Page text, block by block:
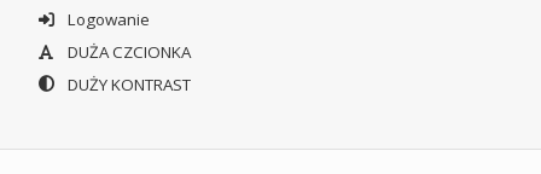
Logowanie
DUŻA CZCIONKA
DUŻY KONTRAST